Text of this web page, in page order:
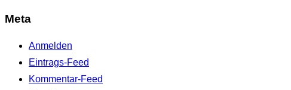
Meta
Anmelden
Eintrags-Feed
Kommentar-Feed